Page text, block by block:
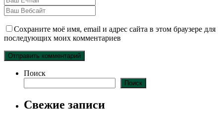
Сохраните моё имя, email и адрес сайта в этом браузере для
последующих моих комментариев
Поиск
Поиск
Свежие записи